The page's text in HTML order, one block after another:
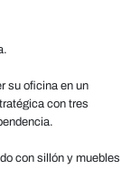
su oficina en un
con tres
con sillón y muebles